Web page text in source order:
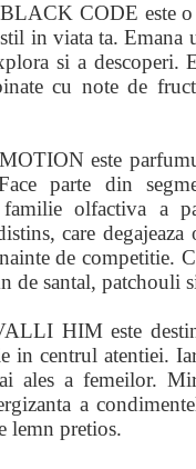
CODE este o
in viata ta. Emana
si a descoperi.
cu note de
este
parte din
familie olfactiva a
care degajeaza
de competitie.
de santal, patchouli
HIM este
in centrul atentiei.
ales a femeilor.
a
lemn pretios.